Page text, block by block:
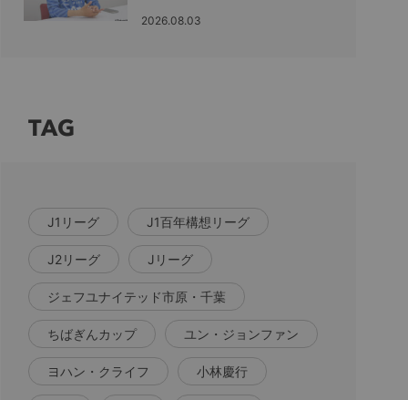
2026.08.03
TAG
J1リーグ J1百年構想リーグ
J2リーグ Jリーグ
ジェフユナイテッド市原・千葉
ちばぎんカップ ユン・ジョンファン
ヨハン・クライフ 小林慶行